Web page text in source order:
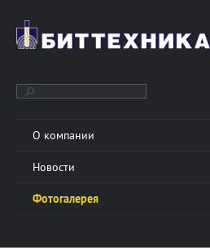
И КАПИТАЛЬНОГО РЕМОНТА
О компании
Новости
Фотогалерея